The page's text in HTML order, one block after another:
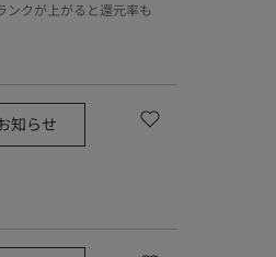
ンクが上がると還元率も
知らせ